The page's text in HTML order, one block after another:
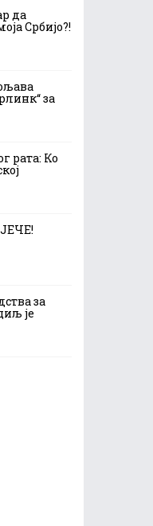
да
Србијо?!
за
рата: Ко
за
је